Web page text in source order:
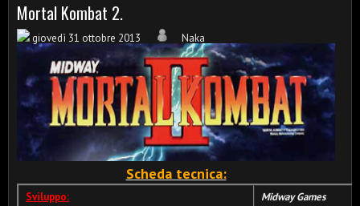
Mortal Kombat 2.
giovedì 31 ottobre 2013 Naka
Scheda tecnica:
Sviluppo:
Midway Games